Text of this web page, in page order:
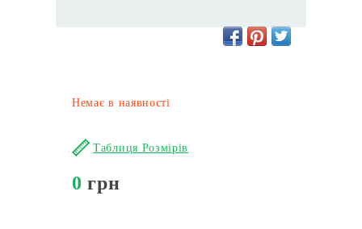
Немає в наявності
Таблиця Розмірів
0 грн